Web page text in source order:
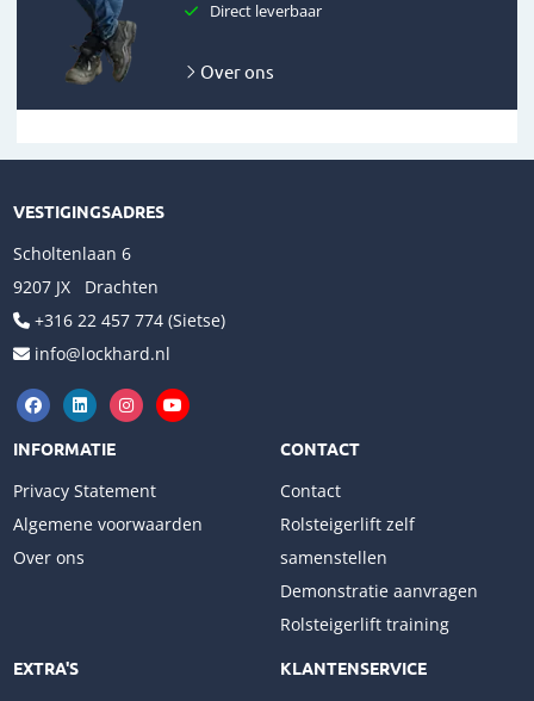
Direct leverbaar
Over ons
VESTIGINGSADRES
Scholtenlaan 6
9207 JX Drachten
+316 22 457 774 (Sietse)
info@lockhard.nl
INFORMATIE
Privacy Statement
Algemene voorwaarden
Over ons
CONTACT
Contact
Rolsteigerlift zelf
samenstellen
Demonstratie aanvragen
Rolsteigerlift training
EXTRA'S KLANTENSERVICE